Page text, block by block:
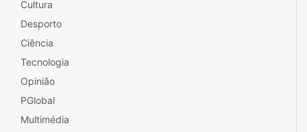
Cultura
Desporto
Ciência
Tecnologia
Opinião
PGlobal
Multimédia